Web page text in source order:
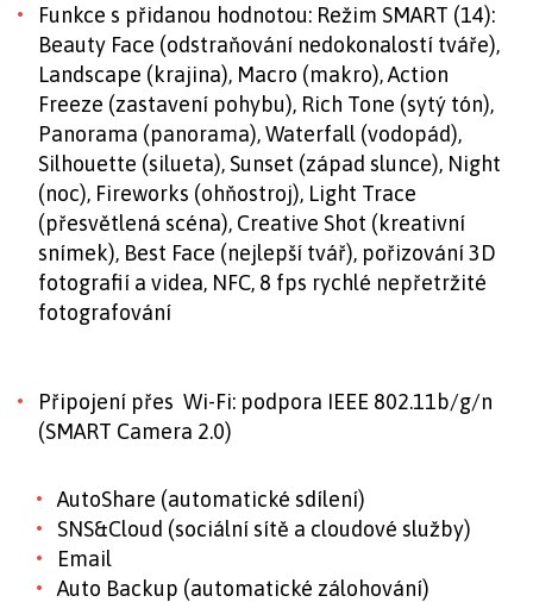
Funkce s přidanou hodnotou: Režim SMART (14):
Beauty Face (odstraňování nedokonalostí tváře),
Landscape (krajina), Macro (makro), Action
Freeze (zastavení pohybu), Rich Tone (sytý tón),
Panorama (panorama), Waterfall (vodopád),
Silhouette (silueta), Sunset (západ slunce), Night
(noc), Fireworks (ohňostroj), Light Trace
(přesvětlená scéna), Creative Shot (kreativní
snímek), Best Face (nejlepší tvář), pořizování 3D
fotografií a videa, NFC, 8 fps rychlé nepřetržité
fotografování
Připojení přes Wi-Fi: podpora IEEE 802.11b/g/n
(SMART Camera 2.0)
AutoShare (automatické sdílení)
SNS&Cloud (sociální sítě a cloudové služby)
Email
Auto Backup (automatické zálohování)